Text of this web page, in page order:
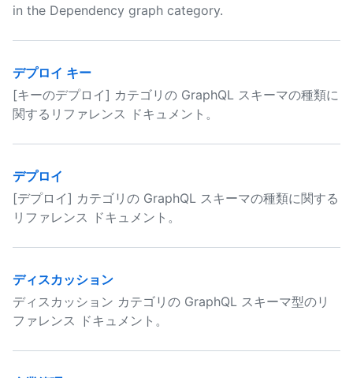
in the Dependency graph category.
デプロイ キー
[キーのデプロイ] カテゴリの GraphQL スキーマの種類に
関するリファレンス ドキュメント。
デプロイ
[デプロイ] カテゴリの GraphQL スキーマの種類に関する
リファレンス ドキュメント。
ディスカッション
ディスカッション カテゴリの GraphQL スキーマ型のリ
ファレンス ドキュメント。